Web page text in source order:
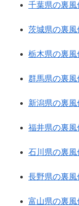
千葉県の裏
茨城県の裏
栃木県の裏
群馬県の裏
新潟県の裏
福井県の裏
石川県の裏
長野県の裏
富山県の裏